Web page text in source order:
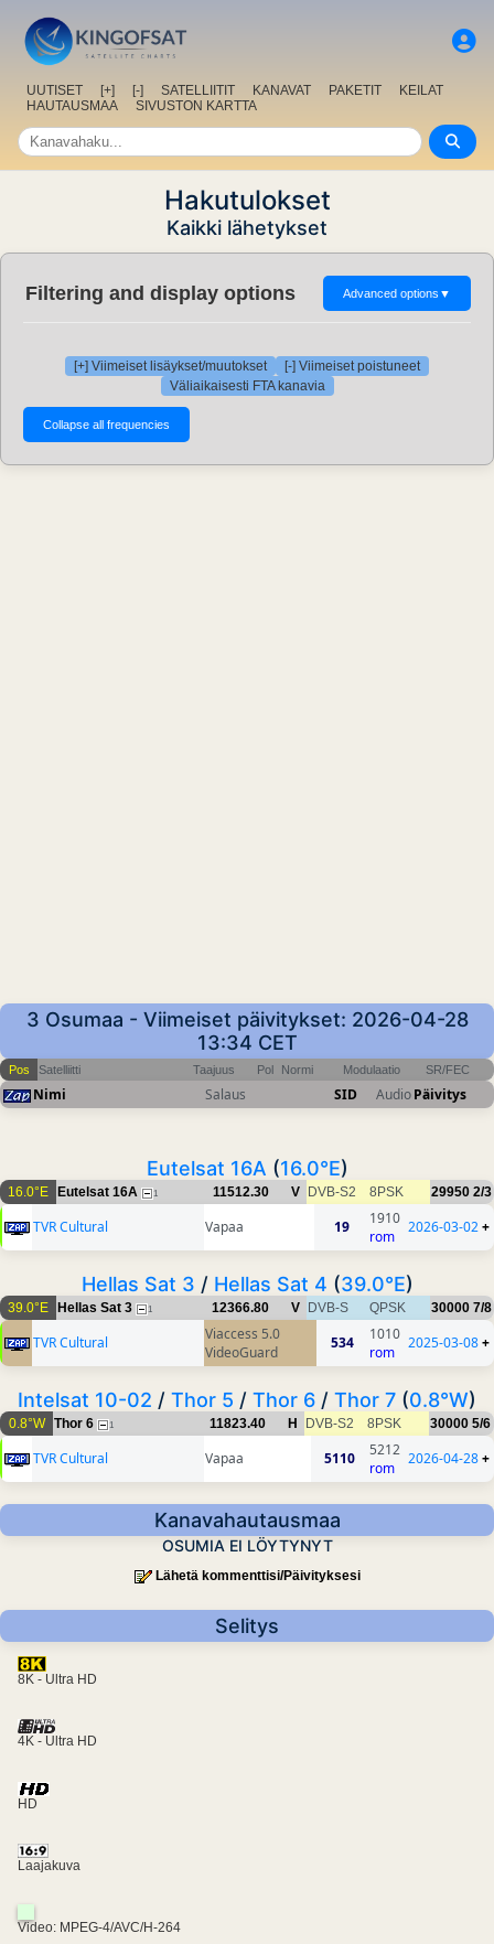
UUTISET [+] [-] SATELLIITIT KANAVAT PAKETIT
KEILAT
HAUTAUSMAA
SIVUSTON KARTTA
Hakutulokset
Kaikki lähetykset
Filtering and display options Advanced options ▼
[+] Viimeiset lisäykset/muutokset
[-] Viimeiset poistuneet
Väliaikaisesti FTA kanavia
3 Osumaa - Viimeiset päivitykset: 2026-04-28
13:34 CET
Pos Satelliitti Taajuus Pol Normi Modulaatio SR/FEC
Nimi Salaus SID AudioPäivitys
Eutelsat 16A (16.0°E)
16.0°E Eutelsat 16A 1 11512.30 V DVB-S2 8PSK 29950 2/3
TVR Cultural Vapaa 19
1910
rom
2026-03-02+
Hellas Sat 3 / Hellas Sat 4 (39.0°E)
39.0°E Hellas Sat 3 1 12366.80 V DVB-S QPSK 30000 7/8
TVR Cultural
Viaccess 5.0
VideoGuard
534
1010
rom
2025-03-08+
Intelsat 10-02 / Thor 5 / Thor 6 / Thor 7 (0.8°W)
0.8°W Thor 6 1 11823.40 H DVB-S2 8PSK 30000 5/6
TVR Cultural Vapaa 5110
5212
rom
2026-04-28+
Kanavahautausmaa
OSUMIA EI LÖYTYNYT
Lähetä kommenttisi/Päivityksesi
Selitys
8K - Ultra HD
4K - Ultra HD
HD
Laajakuva
Video: MPEG-4/AVC/H-264